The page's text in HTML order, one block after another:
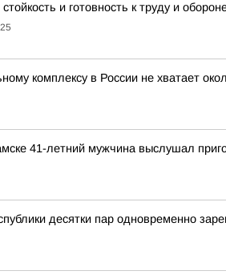
и готовность к труду и
комплексу в России не хватает
41-летний мужчина выслушал
десятки пар одновременно